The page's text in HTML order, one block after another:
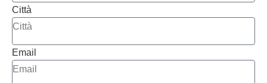
Città
Email